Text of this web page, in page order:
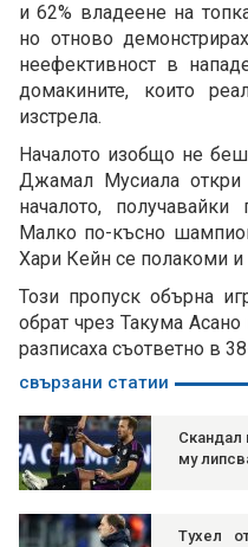
и 62% владеене на
но отново
неефективност в
домакините, които
изстрела.
Началото изобщо не
Джамал Мусиала откри
началото,
Малко по-късно
Хари Кейн се полакоми и
Този пропуск обърна
обрат чрез Такума
разписаха съответно в
свързани статии
Скандал
му
Тухел